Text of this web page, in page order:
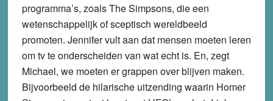
programma’s, zoals The Simpsons, die een
wetenschappelijk of sceptisch wereldbeeld
promoten. Jennifer vult aan dat mensen moeten leren
om tv te onderscheiden van wat echt is. En, zegt
Michael, we moeten er grappen over blijven maken.
Bijvoorbeeld de hilarische uitzending waarin Homer